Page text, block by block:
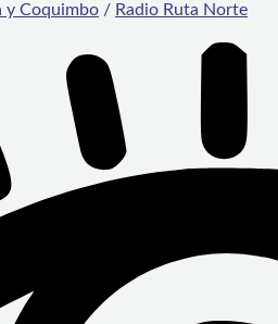
y Coquimbo / Radio Ruta Norte